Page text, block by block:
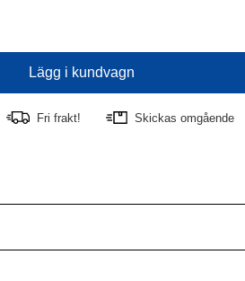
Fri frakt! Skickas omgående